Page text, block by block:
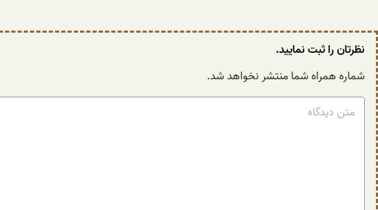
نظرتان را ثبت نمایید.
شماره همراه شما منتشر نخواهد شد.